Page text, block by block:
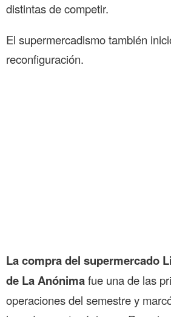
distintas de competir.
El supermercadismo también
reconfiguración.
La compra del supermercado
de La Anónimafue una de las
operaciones del semestre y